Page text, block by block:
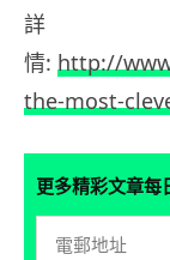
詳
情: http://
the-most-
更多精彩文章每